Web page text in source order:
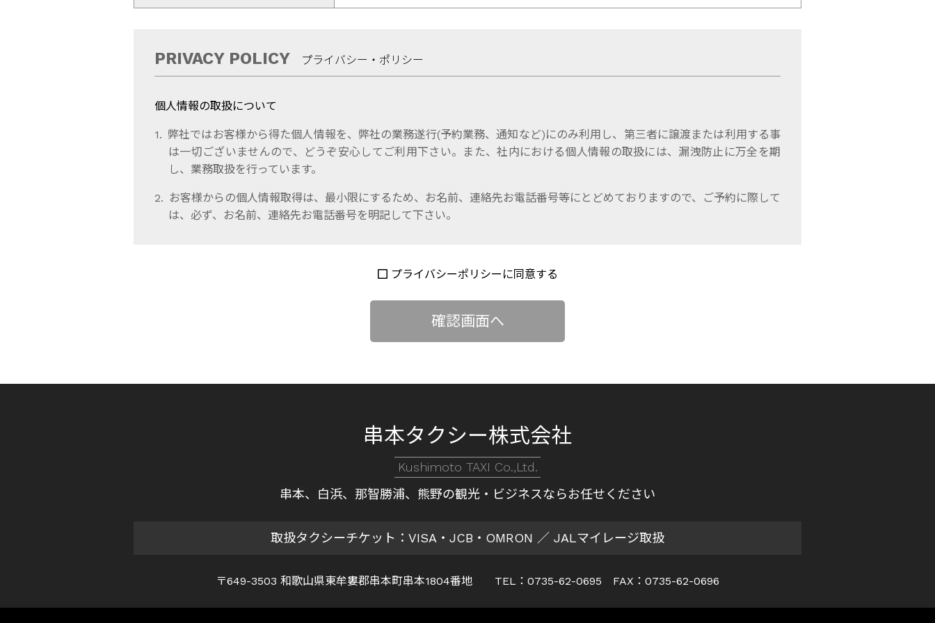
PRIVACY POLICY プライバシー・ポリシー
個人情報の取扱について
弊社ではお客様から得た個人情報を、弊社の業務遂行(予約業務、通知など)にのみ利用し、第三者に譲渡または利用する事
は一切ございませんので、どうぞ安心してご利用下さい。また、社内における個人情報の取扱には、漏洩防止に万全を期
し、業務取扱を行っています。
お客様からの個人情報取得は、最小限にするため、お名前、連絡先お電話番号等にとどめておりますので、ご予約に際して
は、必ず、お名前、連絡先お電話番号を明記して下さい。
プライバシーポリシーに同意する
串本タクシー株式会社
Kushimoto TAXI Co.,Ltd.
串本、白浜、那智勝浦、熊野の観光・ビジネスならお任せください
取扱タクシーチケット：VISA・JCB・OMRON ／ JALマイレージ取扱
〒649-3503 和歌山県東牟婁郡串本町串本1804番地 TEL：0735-62-0695 FAX：0735-62-0696